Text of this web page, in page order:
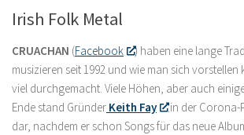
Irish Folk Metal
CRUACHAN (Facebook
) haben eine lange
musizieren seit 1992 und wie man sich
viel durchgemacht. Viele Höhen, aber auch
Ende stand Gründer Keith Fay
in der Corona-
dar, nachdem er schon Songs für das neue